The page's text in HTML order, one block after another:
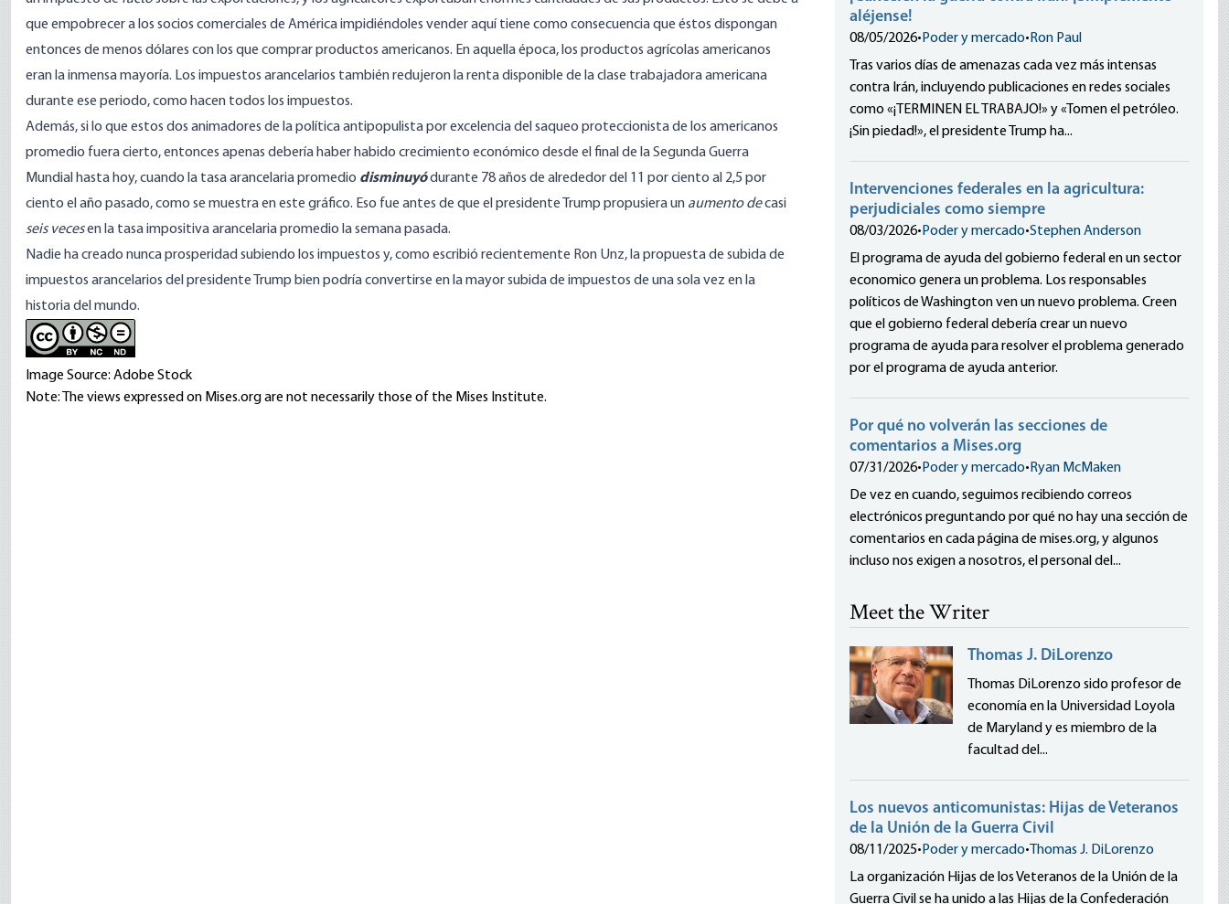
que empobrecer a los socios comerciales de América impidiéndoles vender aquí tiene como consecuencia que éstos dispongan
entonces de menos dólares con los que comprar productos americanos. En aquella época, los productos agrícolas americanos
eran la inmensa mayoría. Los impuestos arancelarios también redujeron la renta disponible de la clase trabajadora americana
durante ese periodo, como hacen todos los impuestos.
Además, si lo que estos dos animadores de la política antipopulista por excelencia del saqueo proteccionista de los americanos
promedio fuera cierto, entonces apenas debería haber habido crecimiento económico desde el final de la Segunda Guerra
Mundial hasta hoy, cuando la tasa arancelaria promedio disminuyódurante 78 años de alrededor del 11 por ciento al 2,5 por
ciento el año pasado, como se muestra eneste gráfico. Eso fue antes de que el presidente Trump propusiera un aumento decasi
seis vecesen la tasa impositiva arancelaria promedio la semana pasada.
Nadie ha creado nunca prosperidad subiendo los impuestos y, como escribió recientemente Ron Unz, la propuesta de subida de
impuestos arancelarios del presidente Trump bien podría convertirse en la mayor subida de impuestos de una sola vez en la
historia del mundo.
Image Source: Adobe Stock
Note: The views expressed on Mises.org are not necessarily those of the Mises Institute.
aléjense!
08/05/2026• Poder y mercado• Ron Paul
Tras varios días de amenazas cada vez más intensas
contra Irán, incluyendo publicaciones en redes sociales
como «¡TERMINEN EL TRABAJO!» y «Tomen el petróleo.
¡Sin piedad!», el presidente Trump ha...
Intervenciones federales en la agricultura:
perjudiciales como siempre
08/03/2026• Poder y mercado•Stephen Anderson
El programa de ayuda del gobierno federal en un sector
economico genera un problema. Los responsables
políticos de Washington ven un nuevo problema. Creen
que el gobierno federal debería crear un nuevo
programa de ayuda para resolver el problema generado
por el programa de ayuda anterior.
Por qué no volverán las secciones de
comentarios a Mises.org
07/31/2026• Poder y mercado• Ryan McMaken
De vez en cuando, seguimos recibiendo correos
electrónicos preguntando por qué no hay una sección de
comentarios en cada página de mises.org, y algunos
incluso nos exigen a nosotros, el personal del...
Meet the Writer
Thomas J. DiLorenzo
Thomas DiLorenzo sido profesor de
economía en la Universidad Loyola
de Maryland y es miembro de la
facultad del...
Los nuevos anticomunistas: Hijas de Veteranos
de la Unión de la Guerra Civil
08/11/2025• Poder y mercado• Thomas J. DiLorenzo
La organización Hijas de los Veteranos de la Unión de la
Guerra Civil se ha unido a las Hijas de la Confederación